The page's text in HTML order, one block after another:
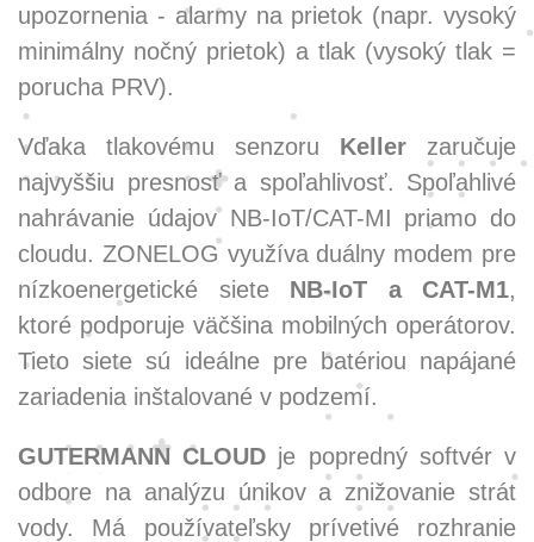
upozornenia - alarmy na prietok (napr. vysoký
minimálny nočný prietok) a tlak (vysoký tlak =
porucha PRV).
Vďaka tlakovému senzoru Keller zaručuje
najvyššiu presnosť a spoľahlivosť. Spoľahlivé
nahrávanie údajov NB-IoT/CAT-MI priamo do
cloudu. ZONELOG využíva duálny modem pre
nízkoenergetické siete NB-IoT a CAT-M1,
ktoré podporuje väčšina mobilných operátorov.
Tieto siete sú ideálne pre batériou napájané
zariadenia inštalované v podzemí.
GUTERMANN CLOUD je popredný softvér v
odbore na analýzu únikov a znižovanie strát
vody. Má používateľsky prívetivé rozhranie